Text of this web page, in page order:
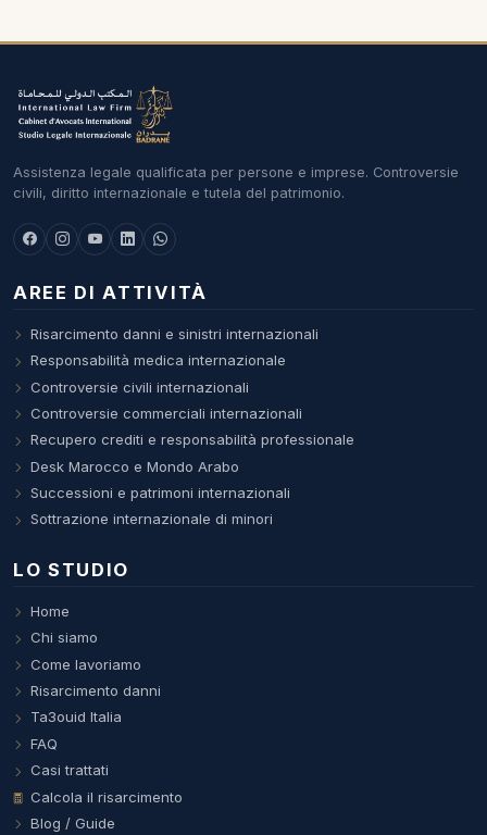
Assistenza legale qualificata per persone e imprese. Controversie
civili, diritto internazionale e tutela del patrimonio.
AREE DI ATTIVITÀ
Risarcimento danni e sinistri internazionali
Responsabilità medica internazionale
Controversie civili internazionali
Controversie commerciali internazionali
Recupero crediti e responsabilità professionale
Desk Marocco e Mondo Arabo
Successioni e patrimoni internazionali
Sottrazione internazionale di minori
LO STUDIO
Home
Chi siamo
Come lavoriamo
Risarcimento danni
Ta3ouid Italia
FAQ
Casi trattati
Calcola il risarcimento
Blog / Guide